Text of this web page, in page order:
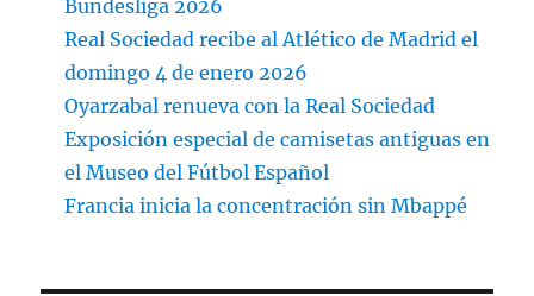
Bundesliga 2026
Real Sociedad recibe al Atlético de Madrid el
domingo 4 de enero 2026
Oyarzabal renueva con la Real Sociedad
Exposición especial de camisetas antiguas en
el Museo del Fútbol Español
Francia inicia la concentración sin Mbappé